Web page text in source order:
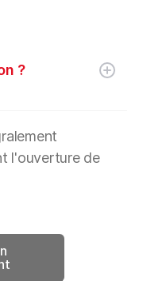
?
l'ouverture de